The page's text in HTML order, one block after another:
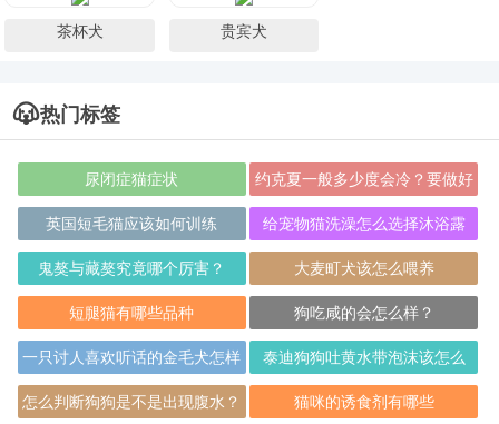
茶杯犬 贵宾犬
热门标签
尿闭症猫症状
约克夏一般多少度会冷？要做好
这些措施
英国短毛猫应该如何训练
给宠物猫洗澡怎么选择沐浴露
呢？
鬼獒与藏獒究竟哪个厉害？ 大麦町犬该怎么喂养
短腿猫有哪些品种 狗吃咸的会怎么样？
一只讨人喜欢听话的金毛犬怎样
训练？
泰迪狗狗吐黄水带泡沫该怎么
办？
怎么判断狗狗是不是出现腹水？ 猫咪的诱食剂有哪些